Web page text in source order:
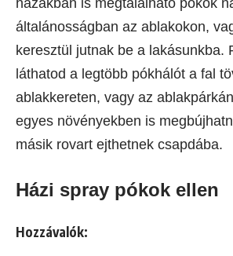
általánosságban az ablakokon,
keresztül jutnak be a lakásunkba.
láthatod a legtöbb pókhálót a fal
ablakkereten, vagy az
egyes növényekben is
másik rovart ejthetnek csapdába.
Házi spray pókok ellen
Hozzávalók: